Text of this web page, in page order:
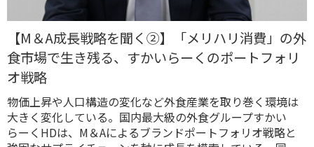
【M＆A 成長戦略を聞く②】「メリハリ消費」の外
食市場で生き残る、すかいらーくのポートフォリ
オ戦略
物価上昇や人口構造の変化など外食産業を取り巻く環境は
大きく変化している。国内最大級の外食グループすかい
らーくHDは、M＆A によるブランドポートフォリオ戦略と